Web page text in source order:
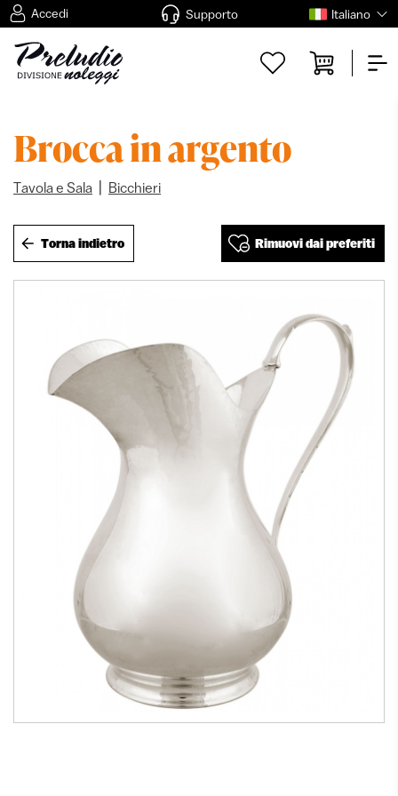
Accedi Supporto Italiano
Brocca in argento
Tavola e Sala Bicchieri
Torna indietro Rimuovi dai preferiti